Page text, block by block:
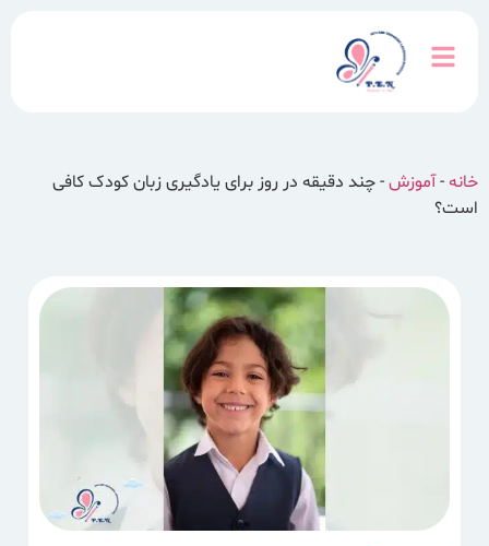
خانه-آموزش-چند دقیقه در روز برای یادگیری زبان کودک کافی
است؟